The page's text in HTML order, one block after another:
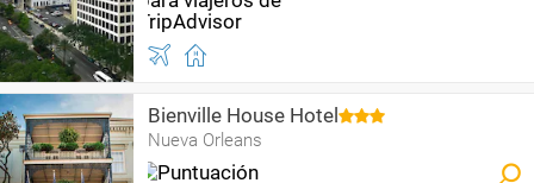
Bienville House Hotel
Nueva Orleans